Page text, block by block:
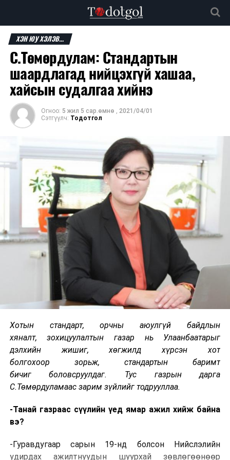
ХЭН ЮУ ХЭЛЭВ...
С.Төмөрдулам: Стандартын
шаардлагад нийцэхгүй хашаа,
хайсын судалгаа хийнэ
Огноо: 5 жил 5 сар.өмнө , 2021/04/01
Сэтгүүлч: Тодотгол
Хотын стандарт, орчны аюулгүй байдлын
хяналт, зохицуулалтын газар нь Улаанбаатарыг
дэлхийн жишиг, хөгжилд хүрсэн хот
болгохоор зорьж,
стандартын баримт
бичигболовсруулдаг. Тус газрын дарга
С.Төмөрдуламаас зарим зүйлийг тодрууллаа.
-Танай газраас сүүлийн үед ямар ажил хийж байна
вэ?
-Гуравдугаар сарын 19-нд болсон Нийслэлийн
удирдах ажилтнуудын шуурхай зөвлөгөөнөөр